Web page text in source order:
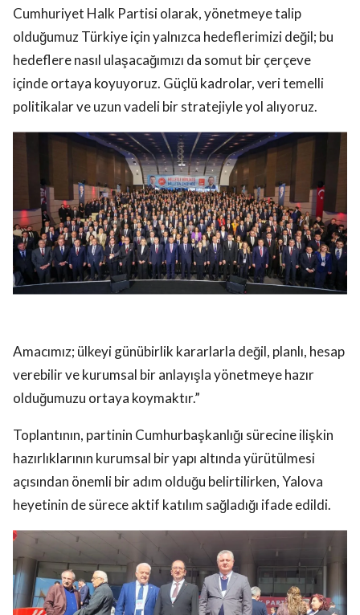
Cumhuriyet Halk Partisi olarak, yönetmeye talip
olduğumuz Türkiye için yalnızca hedeflerimizi değil; bu
hedeflere nasıl ulaşacağımızı da somut bir çerçeve
içinde ortaya koyuyoruz. Güçlü kadrolar, veri temelli
politikalar ve uzun vadeli bir stratejiyle yol alıyoruz.
Amacımız; ülkeyi günübirlik kararlarla değil, planlı, hesap
verebilir ve kurumsal bir anlayışla yönetmeye hazır
olduğumuzu ortaya koymaktır.”
Toplantının, partinin Cumhurbaşkanlığı sürecine ilişkin
hazırlıklarının kurumsal bir yapı altında yürütülmesi
açısından önemli bir adım olduğu belirtilirken, Yalova
heyetinin de sürece aktif katılım sağladığı ifade edildi.